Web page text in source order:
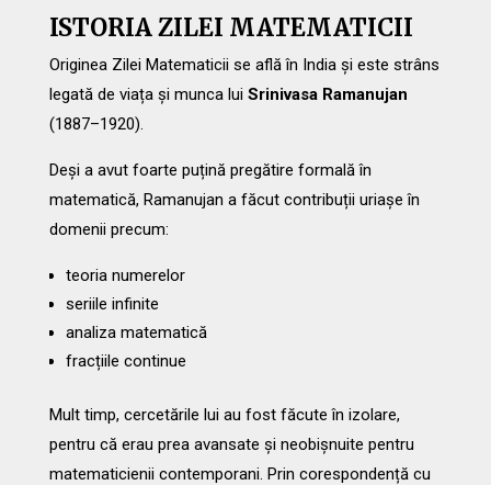
ISTORIA ZILEI MATEMATICII
Originea Zilei Matematicii se află în India și este strâns
legată de viața și munca lui Srinivasa Ramanujan
(1887–1920).
Deși a avut foarte puțină pregătire formală în
matematică, Ramanujan a făcut contribuții uriașe în
domenii precum:
teoria numerelor
seriile infinite
analiza matematică
fracțiile continue
Mult timp, cercetările lui au fost făcute în izolare,
pentru că erau prea avansate și neobișnuite pentru
matematicienii contemporani. Prin corespondență cu